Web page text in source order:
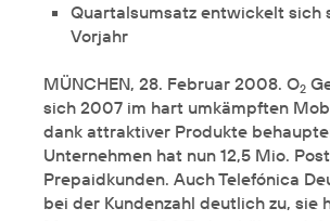
Quartalsumsatz entwickelt sich
Vorjahr
MÜNCHEN, 28. Februar 2008. O2
sich 2007 im hart umkämpften
dank attraktiver Produkte
Unternehmen hat nun 12,5 Mio.
Prepaidkunden. Auch Telefónica
bei der Kundenzahl deutlich zu, sie